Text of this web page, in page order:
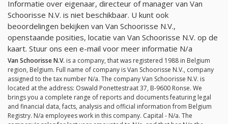
Informatie over eigenaar, directeur of manager van Van
Schoorisse N.V. is niet beschikbaar. U kunt ook
beoordelingen bekijken van Van Schoorisse N.V.,
openstaande posities, locatie van Van Schoorisse N.V. op de
kaart. Stuur ons een e-mail voor meer informatie N/a
Van Schoorisse N.V. is a company, that was registered 1988 in Belgium
region, Belgium. Full name of company is Van Schoorisse N.V., company
assigned to the tax number N/a. The company Van Schoorisse N.V. is
located at the address: Oswald Ponettestraat 37, B-9600 Ronse. We
brings you a complete range of reports and documents featuring legal
and financial data, facts, analysis and official information from Belgium
Registry. N/a employees work in this company. Capital - N/a. The